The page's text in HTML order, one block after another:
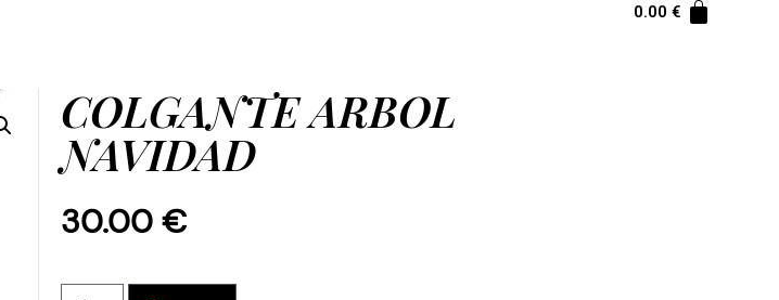
0.00 €
COLGANTE ARBOL
NAVIDAD
30.00 €